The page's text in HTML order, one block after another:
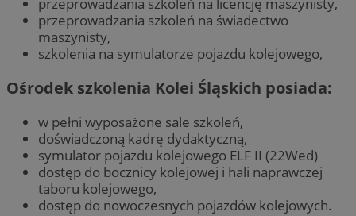
przeprowadzania szkoleń na licencję maszynisty,
przeprowadzania szkoleń na świadectwo
maszynisty,
szkolenia na symulatorze pojazdu kolejowego,
Ośrodek szkolenia Kolei Śląskich posiada:
w pełni wyposażone sale szkoleń,
doświadczoną kadrę dydaktyczną,
symulator pojazdu kolejowego ELF II (22Wed)
dostęp do bocznicy kolejowej i hali naprawczej
taboru kolejowego,
dostęp do nowoczesnych pojazdów kolejowych.